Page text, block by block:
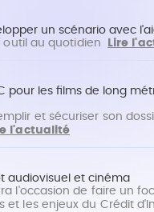
un scénario avec
outil au quotidien
Lire
pour les films de long
et sécuriser son
l'actualité
audiovisuel et cinéma
l'occasion de faire un
et les enjeux du Crédit